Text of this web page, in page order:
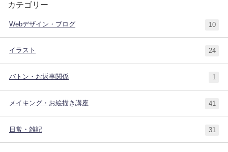
カテゴリー
Webデザイン・ブログ 10
イラスト 24
バトン・お返事関係 1
メイキング・お絵描き講座 41
日常・雑記 31